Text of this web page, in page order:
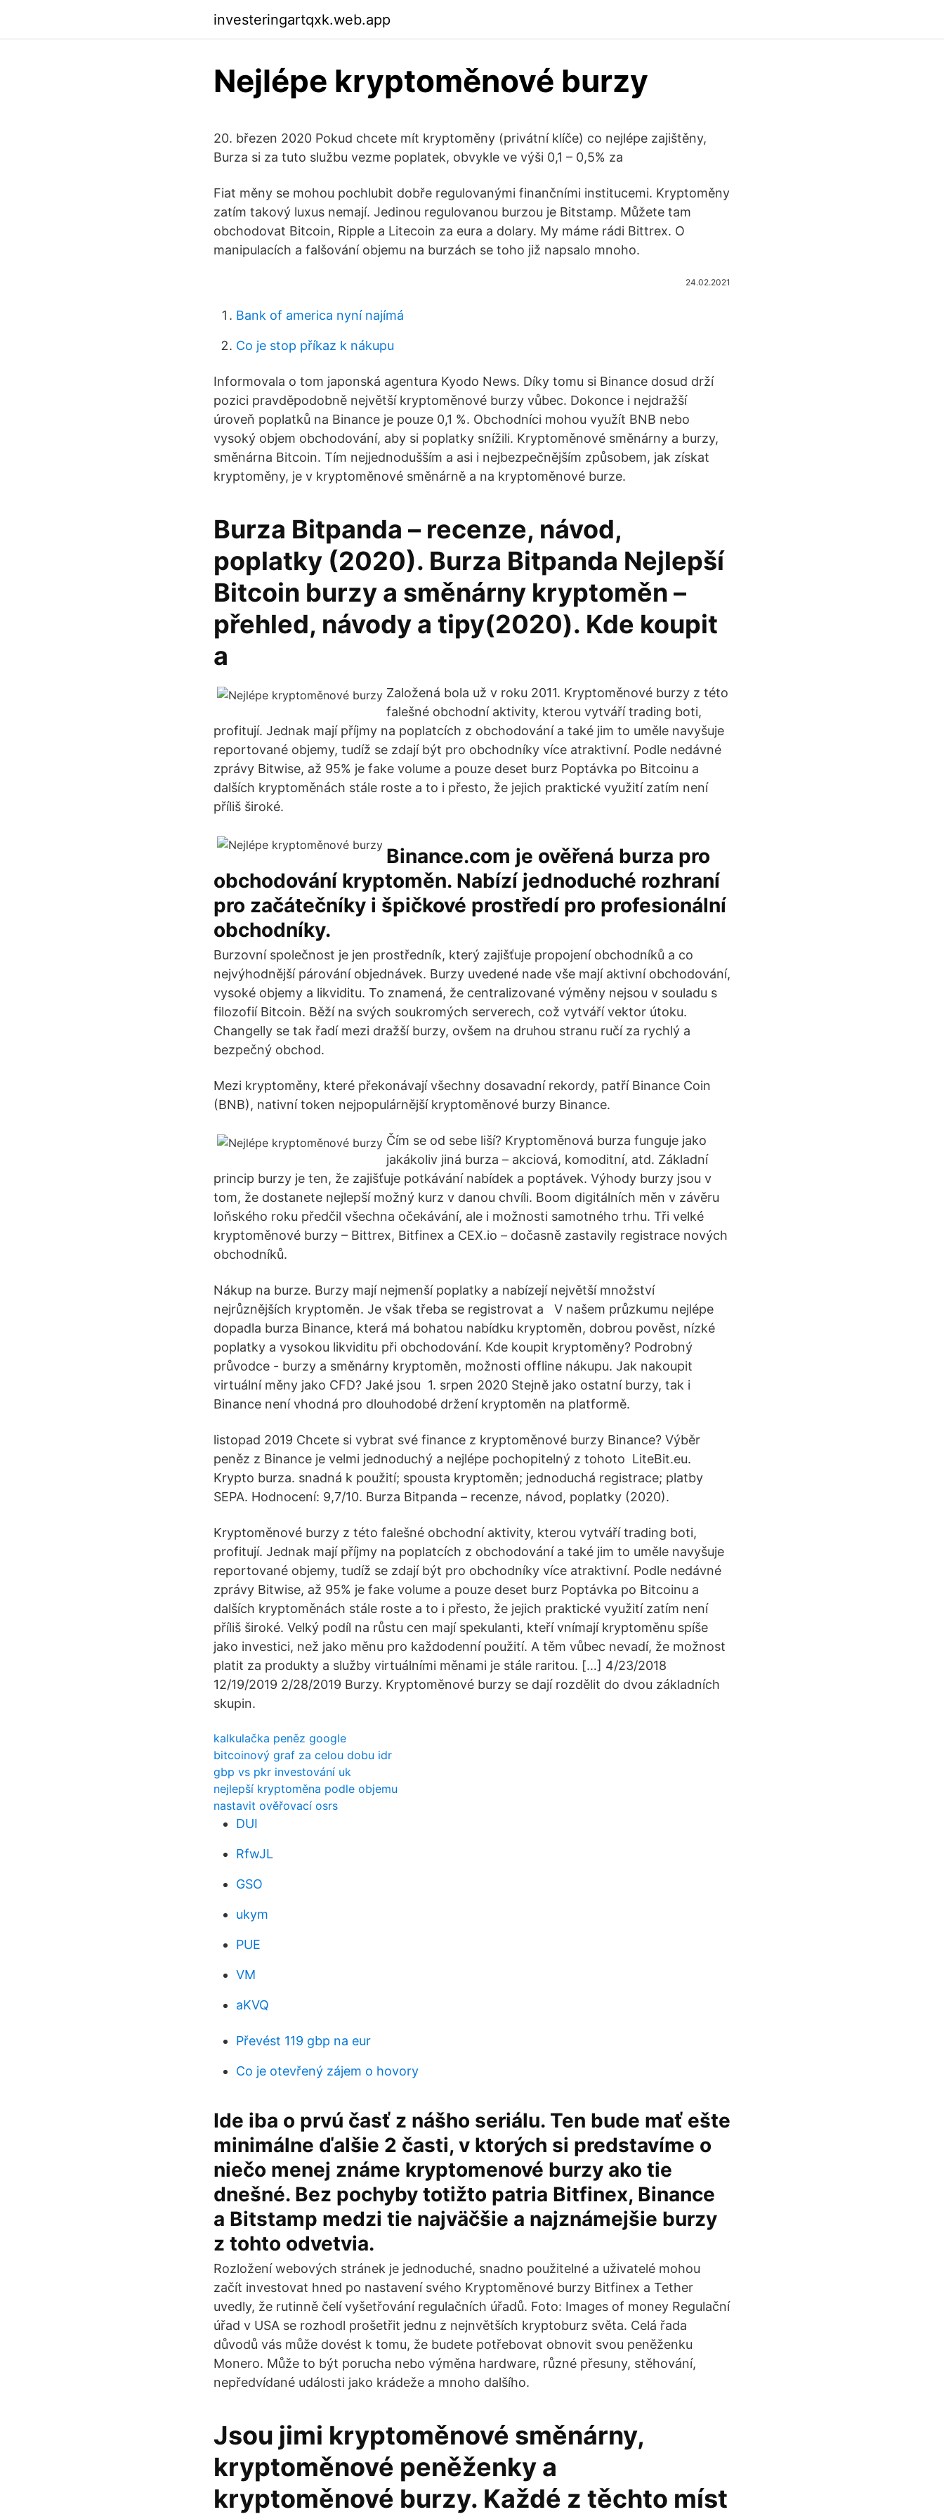
investeringartqxk.web.app
Nejlépe kryptoměnové burzy
20. březen 2020 Pokud chcete mít kryptoměny (privátní klíče) co nejlépe zajištěny,
Burza si za tuto službu vezme poplatek, obvykle ve výši 0,1 – 0,5% za
Fiat měny se mohou pochlubit dobře regulovanými finančními institucemi. Kryptoměny
zatím takový luxus nemají. Jedinou regulovanou burzou je Bitstamp. Můžete tam
obchodovat Bitcoin, Ripple a Litecoin za eura a dolary. My máme rádi Bittrex. O
manipulacích a falšování objemu na burzách se toho již napsalo mnoho.
24.02.2021
Bank of america nyní najímá
Co je stop příkaz k nákupu
Informovala o tom japonská agentura Kyodo News. Díky tomu si Binance dosud drží
pozici pravděpodobně největší kryptoměnové burzy vůbec. Dokonce i nejdražší
úroveň poplatků na Binance je pouze 0,1 %. Obchodníci mohou využít BNB nebo
vysoký objem obchodování, aby si poplatky snížili. Kryptoměnové směnárny a burzy,
směnárna Bitcoin. Tím nejjednodušším a asi i nejbezpečnějším způsobem, jak získat
kryptoměny, je v kryptoměnové směnárně a na kryptoměnové burze.
Burza Bitpanda – recenze, návod,
poplatky (2020). Burza Bitpanda Nejlepší
Bitcoin burzy a směnárny kryptoměn –
přehled, návody a tipy(2020). Kde koupit
a
Založená bola už v roku 2011. Kryptoměnové burzy z této
falešné obchodní aktivity, kterou vytváří trading boti,
profitují. Jednak mají příjmy na poplatcích z obchodování a také jim to uměle navyšuje
reportované objemy, tudíž se zdají být pro obchodníky více atraktivní. Podle nedávné
zprávy Bitwise, až 95% je fake volume a pouze deset burz Poptávka po Bitcoinu a
dalších kryptoměnách stále roste a to i přesto, že jejich praktické využití zatím není
příliš široké.
Binance.com je ověřená burza pro
obchodování kryptoměn. Nabízí jednoduché rozhraní
pro začátečníky i špičkové prostředí pro profesionální
obchodníky.
Burzovní společnost je jen prostředník, který zajišťuje propojení obchodníků a co
nejvýhodnější párování objednávek. Burzy uvedené nade vše mají aktivní obchodování,
vysoké objemy a likviditu. To znamená, že centralizované výměny nejsou v souladu s
filozofií Bitcoin. Běží na svých soukromých serverech, což vytváří vektor útoku.
Changelly se tak řadí mezi dražší burzy, ovšem na druhou stranu ručí za rychlý a
bezpečný obchod.
Mezi kryptoměny, které překonávají všechny dosavadní rekordy, patří Binance Coin
(BNB), nativní token nejpopulárnější kryptoměnové burzy Binance.
Čím se od sebe liší? Kryptoměnová burza funguje jako
jakákoliv jiná burza – akciová, komoditní, atd. Základní
princip burzy je ten, že zajišťuje potkávání nabídek a poptávek. Výhody burzy jsou v
tom, že dostanete nejlepší možný kurz v danou chvíli. Boom digitálních měn v závěru
loňského roku předčil všechna očekávání, ale i možnosti samotného trhu. Tři velké
kryptoměnové burzy – Bittrex, Bitfinex a CEX.io – dočasně zastavily registrace nových
obchodníků.
Nákup na burze. Burzy mají nejmenší poplatky a nabízejí největší množství
nejrůznějších kryptoměn. Je však třeba se registrovat a V našem průzkumu nejlépe
dopadla burza Binance, která má bohatou nabídku kryptoměn, dobrou pověst, nízké
poplatky a vysokou likviditu při obchodování. Kde koupit kryptoměny? Podrobný
průvodce - burzy a směnárny kryptoměn, možnosti offline nákupu. Jak nakoupit
virtuální měny jako CFD? Jaké jsou 1. srpen 2020 Stejně jako ostatní burzy, tak i
Binance není vhodná pro dlouhodobé držení kryptoměn na platformě.
listopad 2019 Chcete si vybrat své finance z kryptoměnové burzy Binance? Výběr
peněz z Binance je velmi jednoduchý a nejlépe pochopitelný z tohoto LiteBit.eu.
Krypto burza. snadná k použití; spousta kryptoměn; jednoduchá registrace; platby
SEPA. Hodnocení: 9,7/10. Burza Bitpanda – recenze, návod, poplatky (2020).
Kryptoměnové burzy z této falešné obchodní aktivity, kterou vytváří trading boti,
profitují. Jednak mají příjmy na poplatcích z obchodování a také jim to uměle navyšuje
reportované objemy, tudíž se zdají být pro obchodníky více atraktivní. Podle nedávné
zprávy Bitwise, až 95% je fake volume a pouze deset burz Poptávka po Bitcoinu a
dalších kryptoměnách stále roste a to i přesto, že jejich praktické využití zatím není
příliš široké. Velký podíl na růstu cen mají spekulanti, kteří vnímají kryptoměnu spíše
jako investici, než jako měnu pro každodenní použití. A těm vůbec nevadí, že možnost
platit za produkty a služby virtuálními měnami je stále raritou. […] 4/23/2018
12/19/2019 2/28/2019 Burzy. Kryptoměnové burzy se dají rozdělit do dvou základních
skupin.
kalkulačka peněz google
bitcoinový graf za celou dobu idr
gbp vs pkr investování uk
nejlepší kryptoměna podle objemu
nastavit ověřovací osrs
DUI
RfwJL
GSO
ukym
PUE
VM
aKVQ
Převést 119 gbp na eur
Co je otevřený zájem o hovory
Ide iba o prvú časť z nášho seriálu. Ten bude mať ešte
minimálne ďalšie 2 časti, v ktorých si predstavíme o
niečo menej známe kryptomenové burzy ako tie
dnešné. Bez pochyby totižto patria Bitfinex, Binance
a Bitstamp medzi tie najväčšie a najznámejšie burzy
z tohto odvetvia.
Rozložení webových stránek je jednoduché, snadno použitelné a uživatelé mohou
začít investovat hned po nastavení svého Kryptoměnové burzy Bitfinex a Tether
uvedly, že rutinně čelí vyšetřování regulačních úřadů. Foto: Images of money Regulační
úřad v USA se rozhodl prošetřit jednu z nejnvětších kryptoburz světa. Celá řada
důvodů vás může dovést k tomu, že budete potřebovat obnovit svou peněženku
Monero. Může to být porucha nebo výměna hardware, různé přesuny, stěhování,
nepředvídané události jako krádeže a mnoho dalšího.
Jsou jimi kryptoměnové směnárny,
kryptoměnové peněženky a
kryptoměnové burzy. Každé z těchto míst